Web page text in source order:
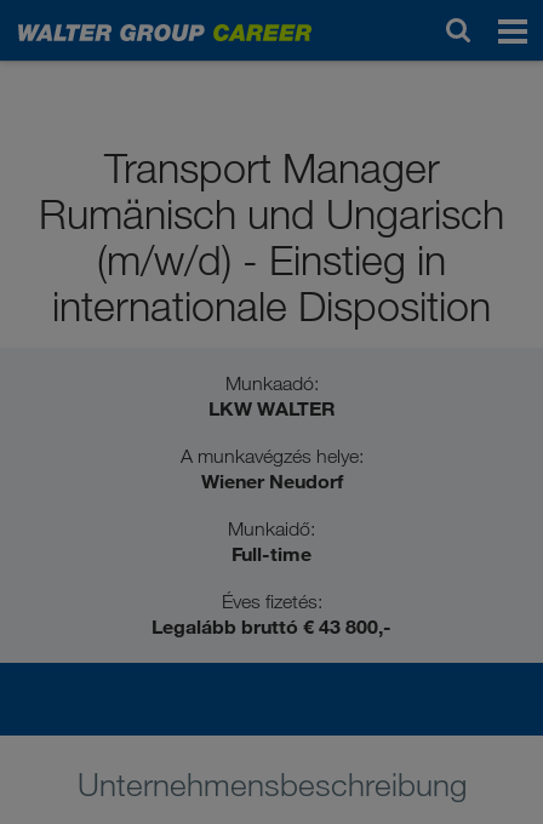
Tanulók / végzős tanulók
Transport Manager
Rumänisch und Ungarisch
(m/w/d) - Einstieg in
internationale Disposition
Munkaadó:
LKW WALTER
A munkavégzés helye:
Wiener Neudorf
Munkaidő:
Full-time
Éves fizetés:
Legalább bruttó € 43 800,-
Unternehmensbeschreibung